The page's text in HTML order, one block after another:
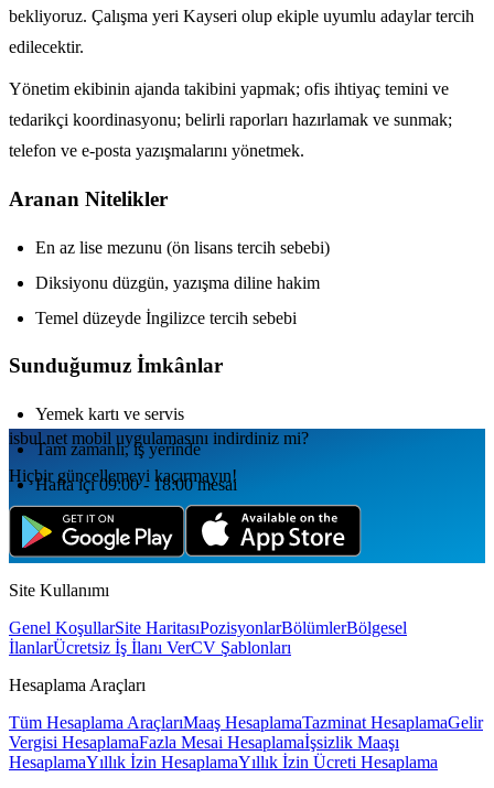
bekliyoruz. Çalışma yeri Kayseri olup ekiple uyumlu adaylar tercih
edilecektir.
Yönetim ekibinin ajanda takibini yapmak; ofis ihtiyaç temini ve
tedarikçi koordinasyonu; belirli raporları hazırlamak ve sunmak;
telefon ve e-posta yazışmalarını yönetmek.
Aranan Nitelikler
En az lise mezunu (ön lisans tercih sebebi)
Diksiyonu düzgün, yazışma diline hakim
Temel düzeyde İngilizce tercih sebebi
Sunduğumuz İmkânlar
Yemek kartı ve servis
Tam zamanlı, iş yerinde
Hafta içi 09:00 - 18:00 mesai
isbul.net mobil uygulamаsını indirdiniz mi?
Hiçbir güncellemeyi kaçırmayın!
Site Kullanımı
Genel KoşullarSite HaritasıPozisyonlarBölümlerBölgesel
İlanlarÜcretsiz İş İlanı VerCV Şablonları
Hesaplama Araçları
Tüm Hesaplama AraçlarıMaaş HesaplamaTazminat HesaplamaGelir
Vergisi HesaplamaFazla Mesai Hesaplamaİşsizlik Maaşı
HesaplamaYıllık İzin HesaplamaYıllık İzin Ücreti Hesaplama